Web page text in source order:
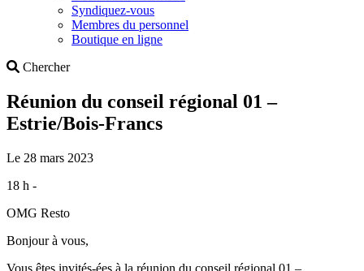
Syndiquez-vous
Membres du personnel
Boutique en ligne
ChercherSearch
Réunion du conseil régional 01 –
Estrie/Bois-Francs
Le 28 mars 2023
18 h -
OMG Resto
Bonjour à vous,
Vous êtes invités-ées à la réunion du conseil régional 01 –